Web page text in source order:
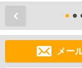
メー